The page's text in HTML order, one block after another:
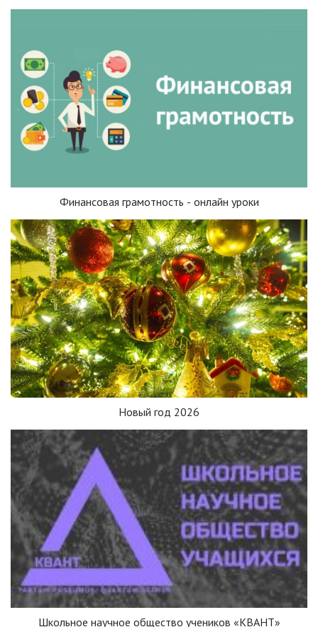
Финансовая грамотность - онлайн уроки
Новый год 2026
Школьное научное общество учеников «КВАНТ»